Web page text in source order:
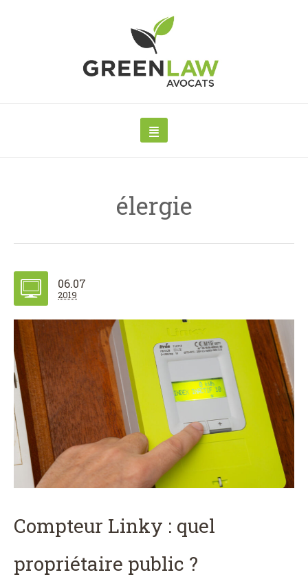
élergie
06.07
2019
Compteur Linky : quel
propriétaire public ?